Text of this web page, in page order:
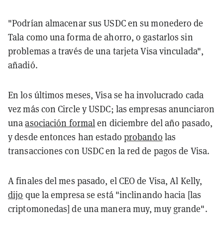
"Podrían almacenar sus USDC en su monedero de
Tala como una forma de ahorro, o gastarlos sin
problemas a través de una tarjeta Visa vinculada",
añadió.
En los últimos meses, Visa se ha involucrado cada
vez más con Circle y USDC; las empresas anunciaron
unaasociación formalen diciembre del año pasado,
y desde entonces han estado probando las
transacciones con USDC en la red de pagos de Visa.
A finales del mes pasado, el CEO de Visa, Al Kelly,
dijo que la empresa se está "inclinando hacia [las
criptomonedas] de una manera muy, muy grande".